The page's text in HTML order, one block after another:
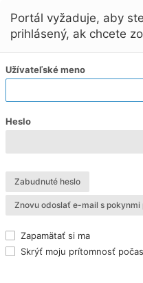
Portál vyžaduje, aby
prihlásený, ak chcete
Užívateľské meno
Heslo
Zabudnuté heslo
Znovu odoslať e-mail s
Zapamätať si ma
Skrýť moju prítomnosť